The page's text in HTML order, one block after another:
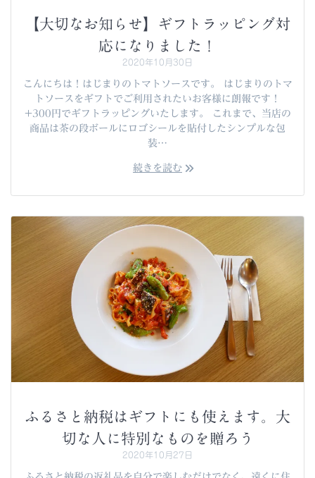
【大切なお知らせ】ギフトラッピング対
応になりました！
2020年10月30日
こんにちは！はじまりのトマトソースです。 はじまりのトマ
トソースをギフトでご利用されたいお客様に朗報です！
+300円でギフトラッピングいたします。 これまで、当店の
商品は茶の段ボールにロゴシールを貼付したシンプルな包
装…
続きを読む
ふるさと納税はギフトにも使えます。大
切な人に特別なものを贈ろう
2020年10月27日